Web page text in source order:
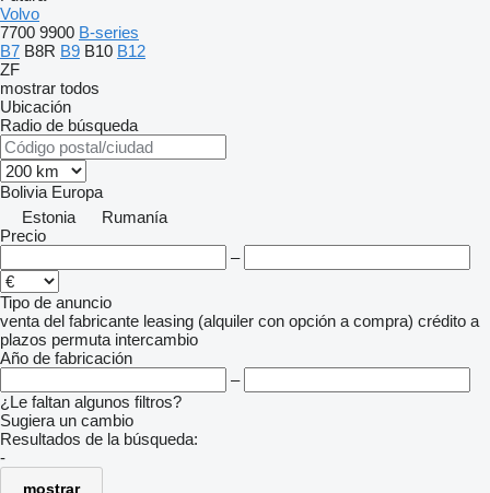
Volvo
7700 9900 B-series
B7 B8R B9 B10 B12
ZF
mostrar todos
Ubicación
Radio de búsqueda
Bolivia Europa
Estonia
Rumanía
Precio
–
Tipo de anuncio
venta del fabricante leasing (alquiler con opción a compra) crédito a
plazos permuta intercambio
Año de fabricación
–
¿Le faltan algunos filtros?
Sugiera un cambio
Resultados de la búsqueda:
-
mostrar